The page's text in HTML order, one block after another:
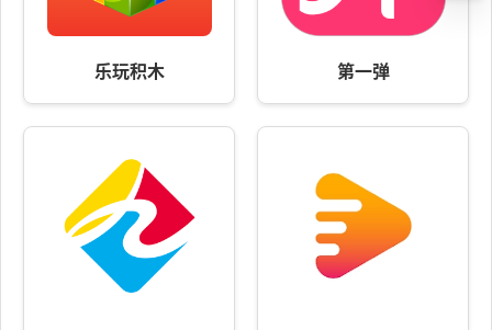
乐玩积木 第一弹